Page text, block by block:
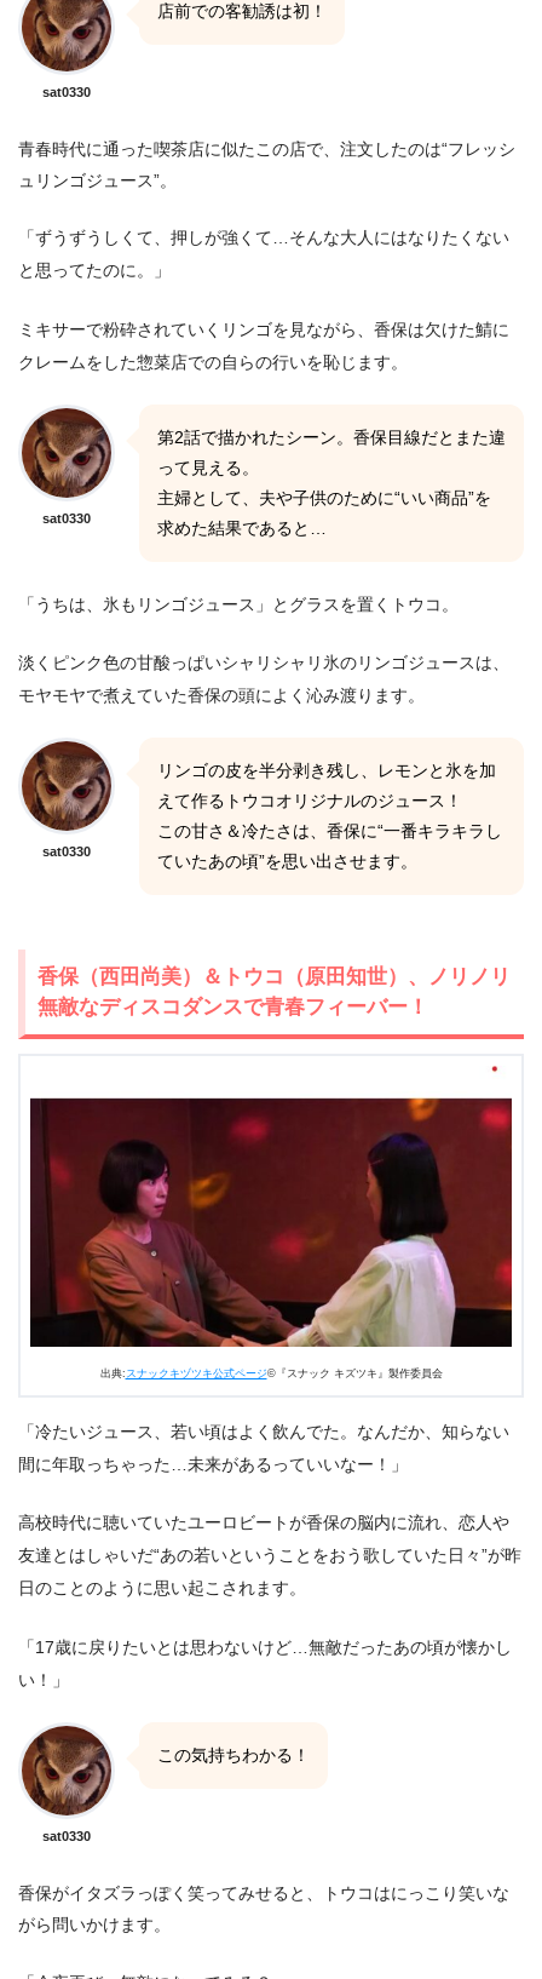
sat0330
店前での客勧誘は初！
青春時代に通った喫茶店に似たこの店で、注文したのは“フレッシ
ュリンゴジュース”。
「ずうずうしくて、押しが強くて…そんな大人にはなりたくない
と思ってたのに。」
ミキサーで粉砕されていくリンゴを見ながら、香保は欠けた鯖に
クレームをした惣菜店での自らの行いを恥じます。
sat0330
第2話で描かれたシーン。香保目線だとまた違
って見える。
主婦として、夫や子供のために“いい商品”を
求めた結果であると…
「うちは、氷もリンゴジュース」とグラスを置くトウコ。
淡くピンク色の甘酸っぱいシャリシャリ氷のリンゴジュースは、
モヤモヤで煮えていた香保の頭によく沁み渡ります。
sat0330
リンゴの皮を半分剥き残し、レモンと氷を加
えて作るトウコオリジナルのジュース！
この甘さ＆冷たさは、香保に“一番キラキラし
ていたあの頃”を思い出させます。
香保（西田尚美）＆トウコ（原田知世）、ノリノリ
無敵なディスコダンスで青春フィーバー！
出典: スナックキヅツキ公式ページ©『スナック キズツキ』製作委員会
「冷たいジュース、若い頃はよく飲んでた。なんだか、知らない
間に年取っちゃった…未来があるっていいなー！」
高校時代に聴いていたユーロビートが香保の脳内に流れ、恋人や
友達とはしゃいだ“あの若いということをおう歌していた日々”が昨
日のことのように思い起こされます。
「17歳に戻りたいとは思わないけど…無敵だったあの頃が懐かし
い！」
sat0330
この気持ちわかる！
香保がイタズラっぽく笑ってみせると、トウコはにっこり笑いな
がら問いかけます。